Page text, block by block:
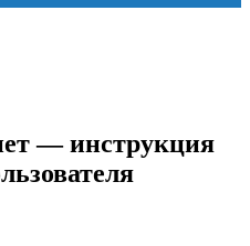
— инструкция